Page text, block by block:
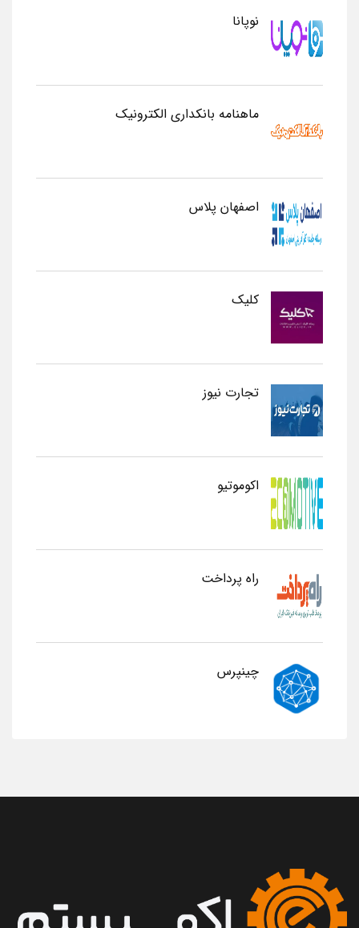
نوپانا
ماهنامه بانکداری الکترونیک
اصفهان پلاس
کلیک
تجارت نیوز
اکوموتیو
راه پرداخت
چینپرس